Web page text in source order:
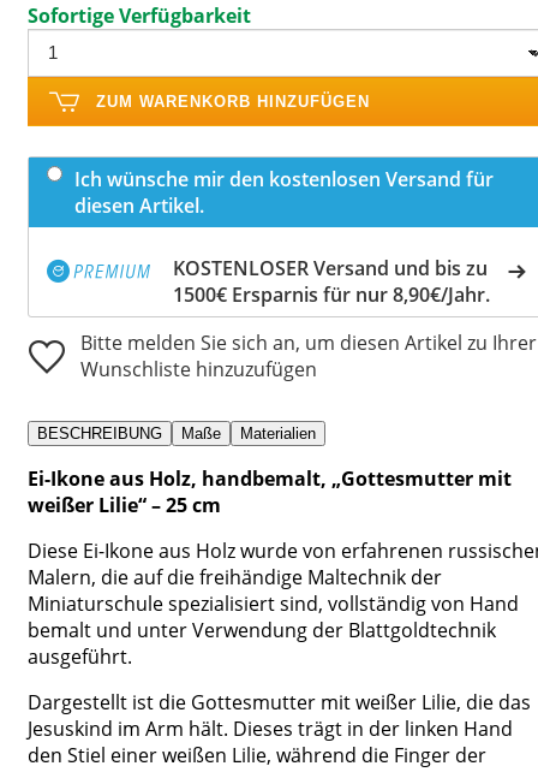
Sofortige Verfügbarkeit
ZUM WARENKORB HINZUFÜGEN
Ich wünsche mir den kostenlosen Versand für
diesen Artikel.
KOSTENLOSER Versand und bis zu
1500€ Ersparnis für nur 8,90€/Jahr.
Bitte melden Sie sich an, um diesen Artikel zu Ihrer
Wunschliste hinzuzufügen
BESCHREIBUNG Maße Materialien
Ei-Ikone aus Holz, handbemalt, „Gottesmutter mit
weißer Lilie“ – 25 cm
Diese Ei-Ikone aus Holz wurde von erfahrenen
Malern, die auf die freihändige Maltechnik der
Miniaturschule spezialisiert sind, vollständig von Hand
bemalt und unter Verwendung der Blattgoldtechnik
ausgeführt.
Dargestellt ist die Gottesmutter mit weißer Lilie, die das
Jesuskind im Arm hält. Dieses trägt in der linken Hand
den Stiel einer weißen Lilie, während die Finger der